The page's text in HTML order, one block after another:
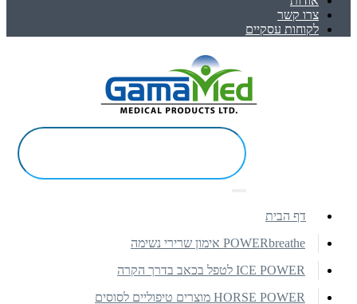
צרו קשר
לקוחות עסקיים
דף הבית
POWERbreathe אימון שרירי נשימה
ICE POWER לטפל בכאב בדרך הקרה
HORSE POWER מוצרים טיפוליים לסוסים